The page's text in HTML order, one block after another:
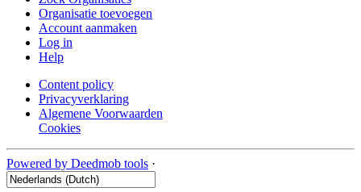
Organisatie toevoegen
Account aanmaken
Log in
Help
Content policy
Privacyverklaring
Algemene Voorwaarden
Cookies
Powered by Deedmob tools ·